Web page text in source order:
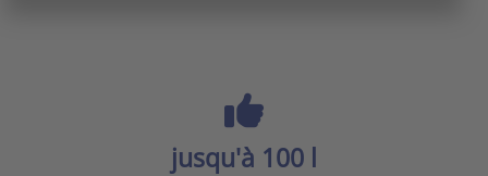
jusqu'à 100 l